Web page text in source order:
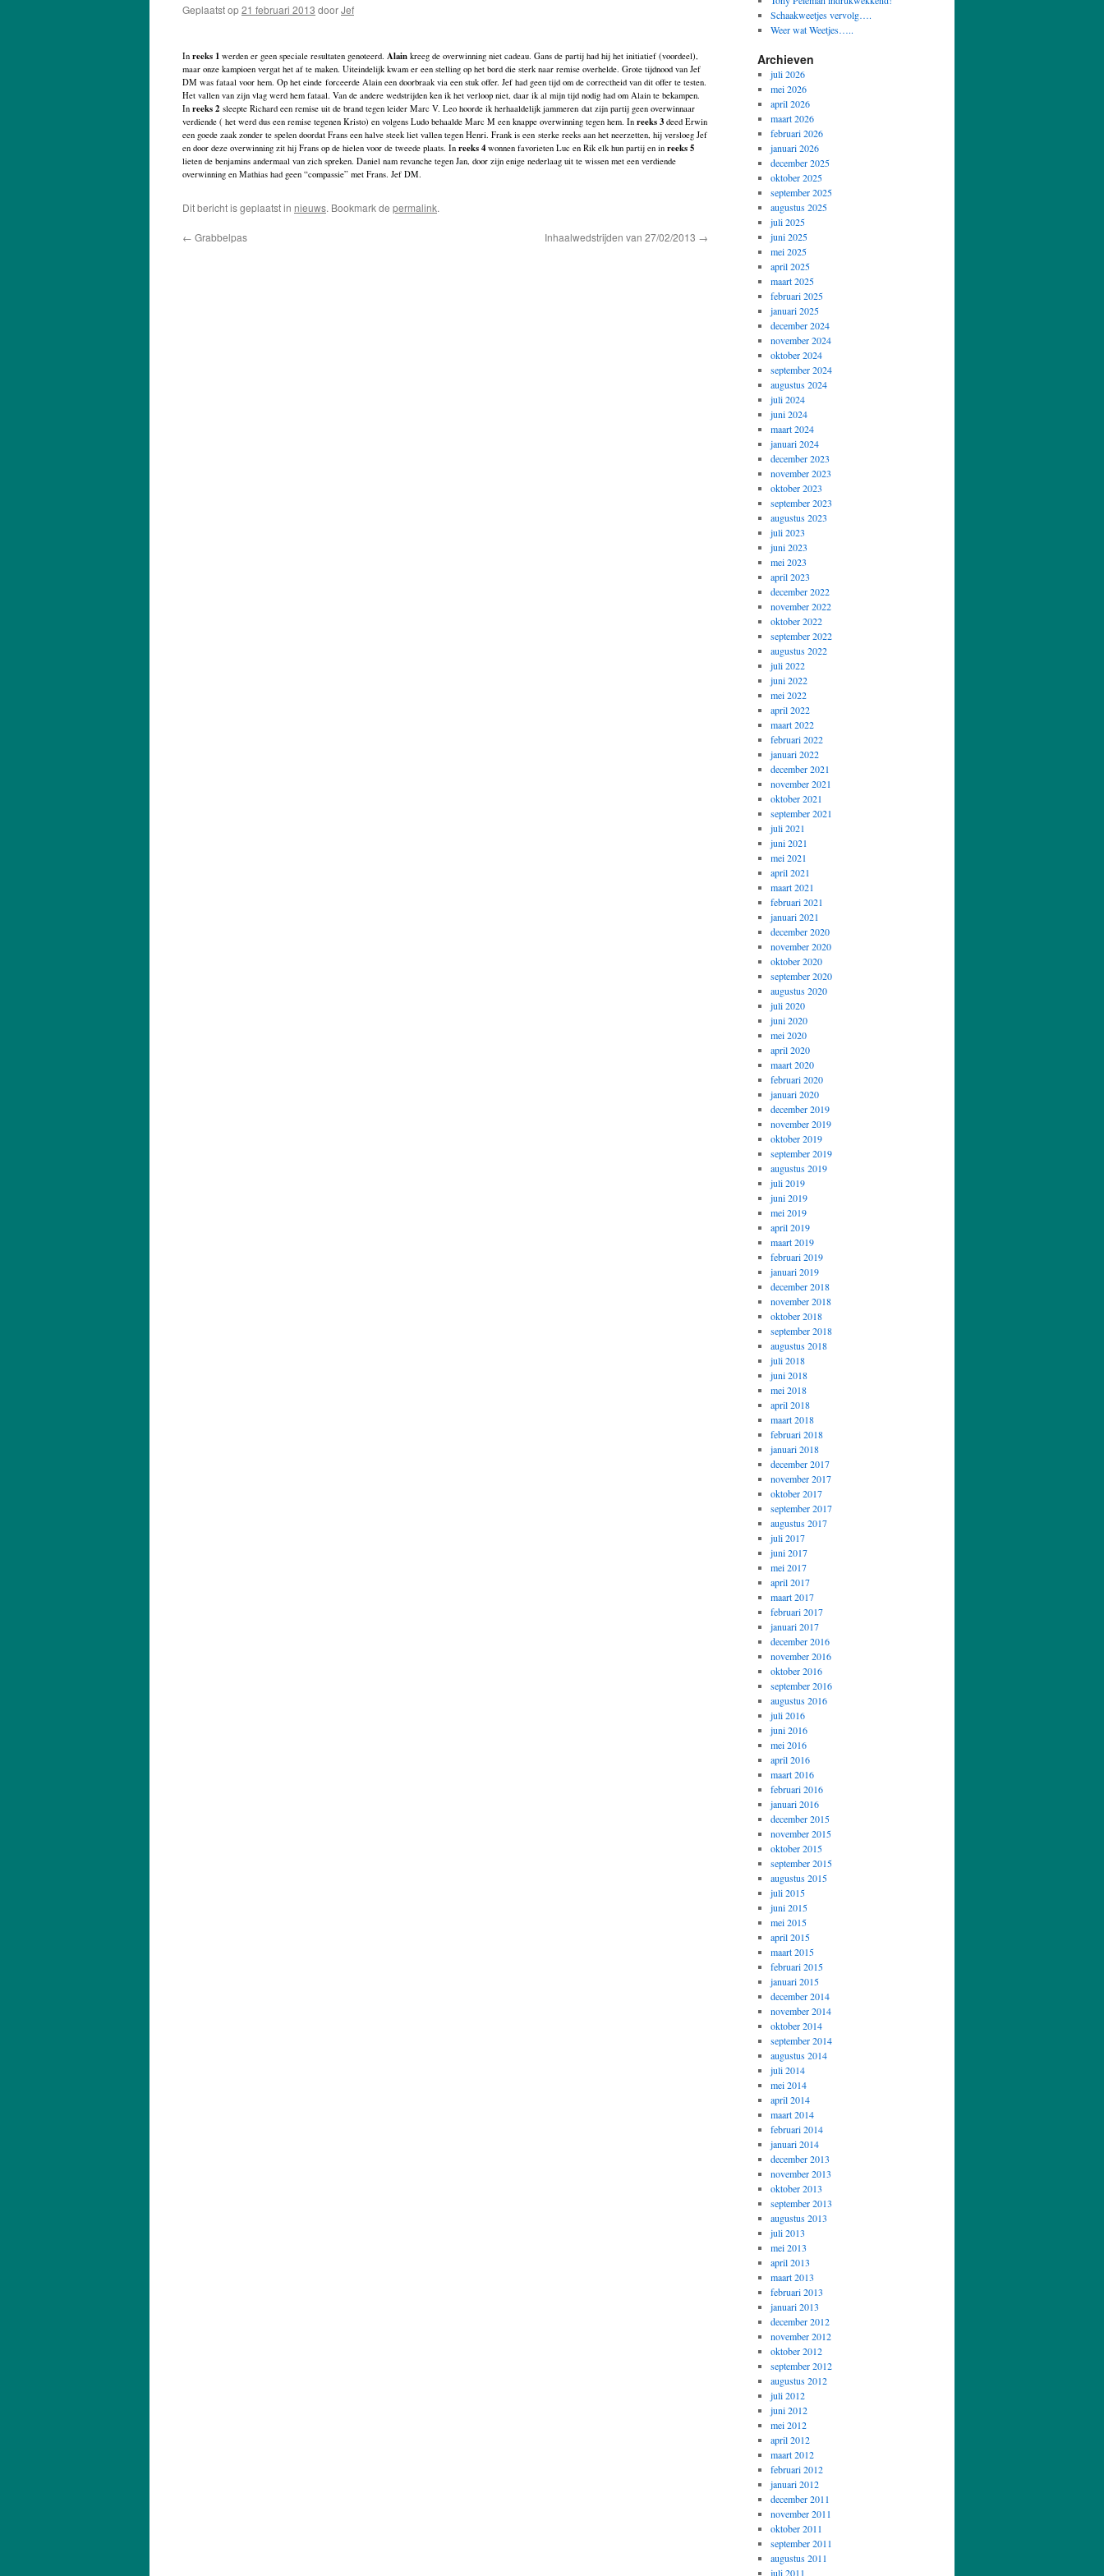
Geplaatst op21 februari 2013 doorJef
In reeks 1 werden er geen speciale resultaten genoteerd. Alain kreeg de overwinning niet cadeau. Gans de partij had hij het initiatief (voordeel),
maar onze kampioen vergat het af te maken. Uiteindelijk kwam er een stelling op het bord die sterk naar remise overhelde. Grote tijdnood van Jef
DM was fataal voor hem. Op het einde forceerde Alain een doorbraak via een stuk offer. Jef had geen tijd om de correctheid van dit offer te testen.
Het vallen van zijn vlag werd hem fataal. Van de andere wedstrijden ken ik het verloop niet, daar ik al mijn tijd nodig had om Alain te bekampen.
In reeks 2 sleepte Richard een remise uit de brand tegen leider Marc V. Leo hoorde ik herhaaldelijk jammeren dat zijn partij geen overwinnaar
verdiende ( het werd dus een remise tegenen Kristo) en volgens Ludo behaalde Marc M een knappe overwinning tegen hem. In reeks 3 deed Erwin
een goede zaak zonder te spelen doordat Frans een halve steek liet vallen tegen Henri. Frank is een sterke reeks aan het neerzetten, hij versloeg Jef
en door deze overwinning zit hij Frans op de hielen voor de tweede plaats. In reeks 4 wonnen favorieten Luc en Rik elk hun partij en in reeks 5
lieten de benjamins andermaal van zich spreken. Daniel nam revanche tegen Jan, door zijn enige nederlaag uit te wissen met een verdiende
overwinning en Mathias had geen “compassie” met Frans. Jef DM.
Dit bericht is geplaatst in nieuws. Bookmark de permalink.
← Grabbelpas Inhaalwedstrijden van 27/02/2013 →
Schaakweetjes vervolg….
Weer wat Weetjes…..
Archieven
juli 2026
mei 2026
april 2026
maart 2026
februari 2026
januari 2026
december 2025
oktober 2025
september 2025
augustus 2025
juli 2025
juni 2025
mei 2025
april 2025
maart 2025
februari 2025
januari 2025
december 2024
november 2024
oktober 2024
september 2024
augustus 2024
juli 2024
juni 2024
maart 2024
januari 2024
december 2023
november 2023
oktober 2023
september 2023
augustus 2023
juli 2023
juni 2023
mei 2023
april 2023
december 2022
november 2022
oktober 2022
september 2022
augustus 2022
juli 2022
juni 2022
mei 2022
april 2022
maart 2022
februari 2022
januari 2022
december 2021
november 2021
oktober 2021
september 2021
juli 2021
juni 2021
mei 2021
april 2021
maart 2021
februari 2021
januari 2021
december 2020
november 2020
oktober 2020
september 2020
augustus 2020
juli 2020
juni 2020
mei 2020
april 2020
maart 2020
februari 2020
januari 2020
december 2019
november 2019
oktober 2019
september 2019
augustus 2019
juli 2019
juni 2019
mei 2019
april 2019
maart 2019
februari 2019
januari 2019
december 2018
november 2018
oktober 2018
september 2018
augustus 2018
juli 2018
juni 2018
mei 2018
april 2018
maart 2018
februari 2018
januari 2018
december 2017
november 2017
oktober 2017
september 2017
augustus 2017
juli 2017
juni 2017
mei 2017
april 2017
maart 2017
februari 2017
januari 2017
december 2016
november 2016
oktober 2016
september 2016
augustus 2016
juli 2016
juni 2016
mei 2016
april 2016
maart 2016
februari 2016
januari 2016
december 2015
november 2015
oktober 2015
september 2015
augustus 2015
juli 2015
juni 2015
mei 2015
april 2015
maart 2015
februari 2015
januari 2015
december 2014
november 2014
oktober 2014
september 2014
augustus 2014
juli 2014
mei 2014
april 2014
maart 2014
februari 2014
januari 2014
december 2013
november 2013
oktober 2013
september 2013
augustus 2013
juli 2013
mei 2013
april 2013
maart 2013
februari 2013
januari 2013
december 2012
november 2012
oktober 2012
september 2012
augustus 2012
juli 2012
juni 2012
mei 2012
april 2012
maart 2012
februari 2012
januari 2012
december 2011
november 2011
oktober 2011
september 2011
augustus 2011
juli 2011